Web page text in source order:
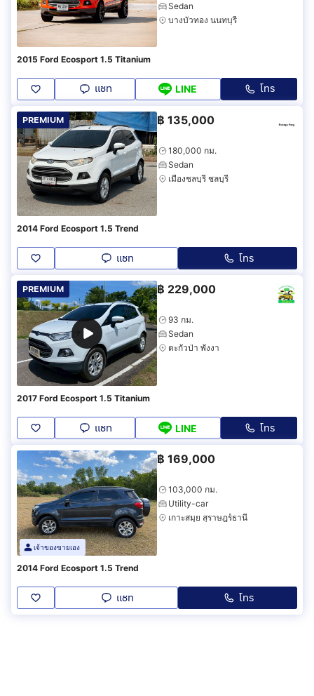
Sedan
บางบัวทอง นนทบุรี
2015 Ford Ecosport 1.5 Titanium
แชท LINE โทร
PREMIUM ฿ 135,000
180,000 กม.
Sedan
เมืองชลบุรี ชลบุรี
2014 Ford Ecosport 1.5 Trend
แชท โทร
PREMIUM ฿ 229,000
93 กม.
Sedan
ตะกั่วป่า พังงา
2017 Ford Ecosport 1.5 Titanium
แชท LINE โทร
เจ้าของขายเอง
฿ 169,000
103,000 กม.
Utility-car
เกาะสมุย สุราษฎร์ธานี
2014 Ford Ecosport 1.5 Trend
แชท โทร